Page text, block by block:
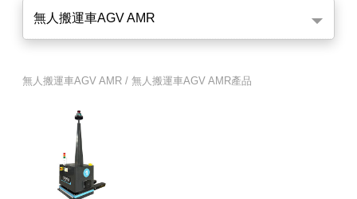
無人搬運車AGV AMR
無人搬運車AGV AMR / 無人搬運車AGV AMR產品